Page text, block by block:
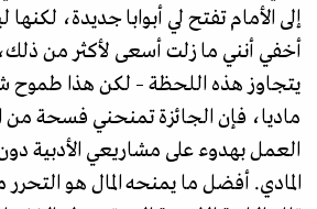
إلى الأمام تفتح لي أبوابا جديدة، لكنها
أخفي أنني ما زلت أسعى لأكثر من
يتجاوز هذه اللحظة – لكن هذا
ماديا، فإن الجائزة تمنحني فسحة من
العمل بهدوء على مشاريعي الأدبية
المادي. أفضل ما يمنحه المال هو